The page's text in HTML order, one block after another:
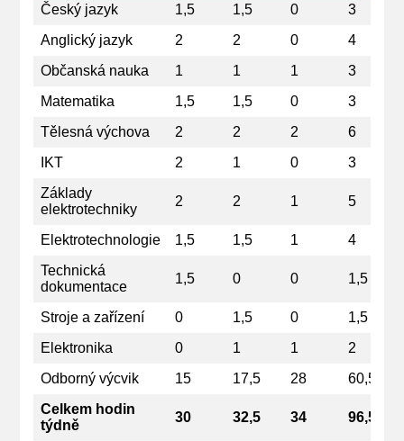
Český jazyk
1,5 1,5 0
3
Anglický jazyk
2 2 0
4
Občanská nauka
1 1 1
3
Matematika
1,5 1,5 0
3
Tělesná výchova
2 2 2
6
IKT
2 1 0
3
Základy
elektrotechniky
2 2 1 5
Elektrotechnologie 1,5 1,5 1
4
Technická
dokumentace
1,5 0 0 1,5
Stroje a zařízení 0 1,5 0
1,5
Elektronika
0 1 1
2
Odborný výcvik
15 17,5 28
60,5
Celkem hodin
týdně
30 32,5 34 96,5